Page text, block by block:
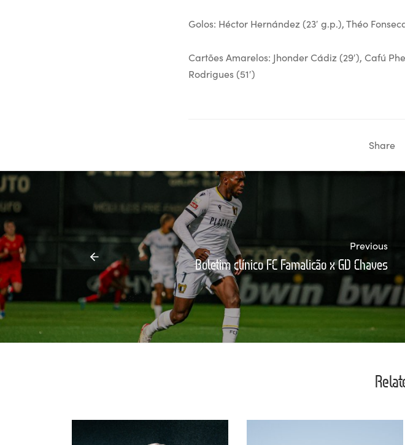
Golos: Héctor Hernández (23′ g.p.), Théo
Cartões Amarelos: Jhonder Cádiz (29′), Cafú
Rodrigues (51′)
Share
Previous
Boletim clínico FC Famalicão x GD Chaves